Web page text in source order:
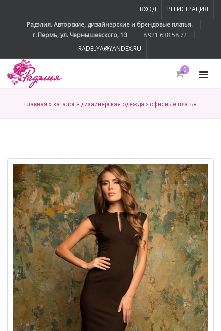
ВХОД
РЕГИСТРАЦИЯ
Радэлия. Авторские, дизайнерские и брендовые платья.
г. Пермь, ул. Чернышевского, 13
8 921 638 58 72
RADELYA@YANDEX.RU
0
главная » каталог » дизайнерская одежда » офисные платья